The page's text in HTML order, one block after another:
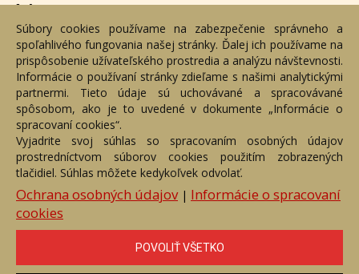
Adresa
Nižný Hrušov 333, 094 22, Slovenská republika
+421 905 356 921
+421 905 959 101
dartesro@dartesro.sk
Hlavná stránka Aukčný katalóg
Objednávka dražby
Termíny aukcií
Online Aukcia
DARTE AUKČNÁ SPOLOČNOSŤ s.r.o. © 2007 - 2026
Akékoľvek používanie obrazových a textových súčastí tejto stránky je
podmienené výslovným súhlasom jej vlastníka. Všetky práva sú
vyhradené.
Súbory cookies používame na zabezpečenie správneho a
spoľahlivého fungovania našej stránky. Ďalej ich používame na
prispôsobenie užívateľského prostredia a analýzu návštevnosti.
Informácie o používaní stránky zdieľame s našimi analytickými
partnermi. Tieto údaje sú uchovávané a spracovávané
spôsobom, ako je to uvedené v dokumente „Informácie o
spracovaní cookies“.
Vyjadrite svoj súhlas so spracovaním osobných údajov
prostredníctvom súborov cookies použitím zobrazených
tlačidiel. Súhlas môžete kedykoľvek odvolať.
Ochrana osobných údajov| Informácie o spracovaní
cookies
POVOLIŤ VŠETKO